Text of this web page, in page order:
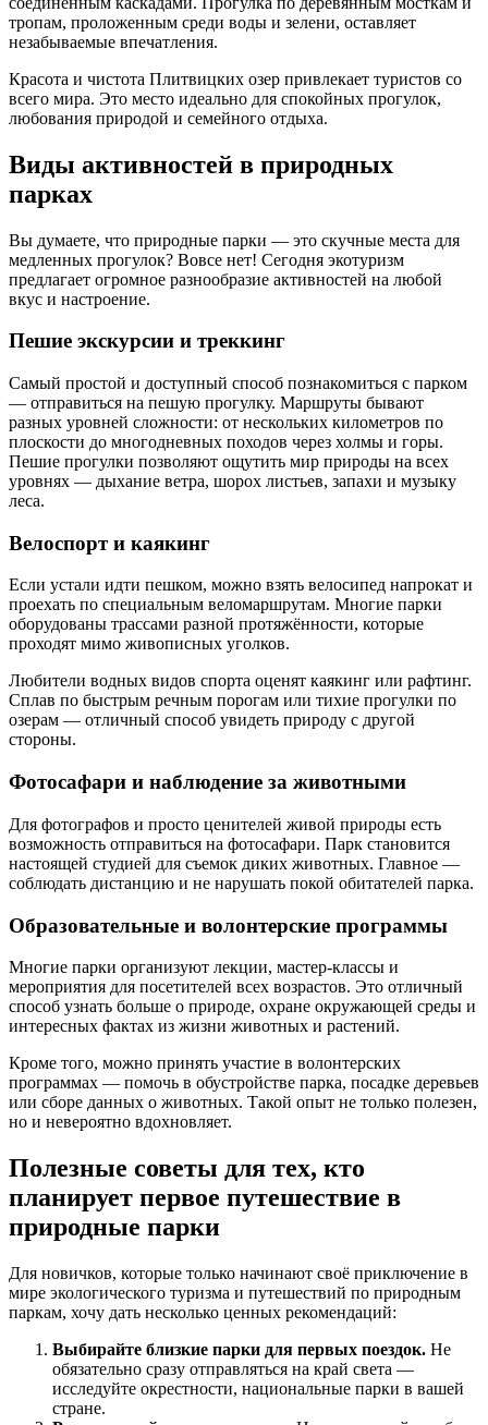
тропам, проложенным среди воды и зелени, оставляет
незабываемые впечатления.
Красота и чистота Плитвицких озер привлекает туристов со
всего мира. Это место идеально для спокойных прогулок,
любования природой и семейного отдыха.
Виды активностей в природных
парках
Вы думаете, что природные парки — это скучные места для
медленных прогулок? Вовсе нет! Сегодня экотуризм
предлагает огромное разнообразие активностей на любой
вкус и настроение.
Пешие экскурсии и треккинг
Самый простой и доступный способ познакомиться с парком
— отправиться на пешую прогулку. Маршруты бывают
разных уровней сложности: от нескольких километров по
плоскости до многодневных походов через холмы и горы.
Пешие прогулки позволяют ощутить мир природы на всех
уровнях — дыхание ветра, шорох листьев, запахи и музыку
леса.
Велоспорт и каякинг
Если устали идти пешком, можно взять велосипед напрокат и
проехать по специальным веломаршрутам. Многие парки
оборудованы трассами разной протяжённости, которые
проходят мимо живописных уголков.
Любители водных видов спорта оценят каякинг или рафтинг.
Сплав по быстрым речным порогам или тихие прогулки по
озерам — отличный способ увидеть природу с другой
стороны.
Фотосафари и наблюдение за животными
Для фотографов и просто ценителей живой природы есть
возможность отправиться на фотосафари. Парк становится
настоящей студией для съемок диких животных. Главное —
соблюдать дистанцию и не нарушать покой обитателей парка.
Образовательные и волонтерские программы
Многие парки организуют лекции, мастер-классы и
мероприятия для посетителей всех возрастов. Это отличный
способ узнать больше о природе, охране окружающей среды и
интересных фактах из жизни животных и растений.
Кроме того, можно принять участие в волонтерских
программах — помочь в обустройстве парка, посадке деревьев
или сборе данных о животных. Такой опыт не только полезен,
но и невероятно вдохновляет.
Полезные советы для тех, кто
планирует первое путешествие в
природные парки
Для новичков, которые только начинают своё приключение в
мире экологического туризма и путешествий по природным
паркам, хочу дать несколько ценных рекомендаций:
Выбирайте близкие парки для первых поездок. Не
обязательно сразу отправляться на край света —
исследуйте окрестности, национальные парки в вашей
стране.